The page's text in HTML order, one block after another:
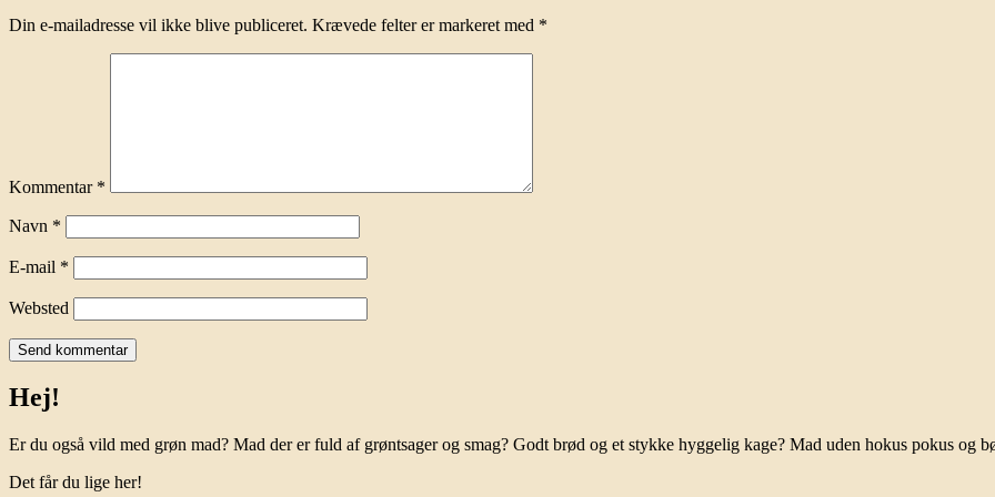
Din e-mailadresse vil ikke blive publiceret. Krævede felter er markeret med *
Kommentar *
Navn *
E-mail *
Websted
Hej!
Er du også vild med grøn mad? Mad der er fuld af grøntsager og smag? Godt brød og et stykke hyggelig kage? Mad uden hokus pokus og
Det får du lige her!